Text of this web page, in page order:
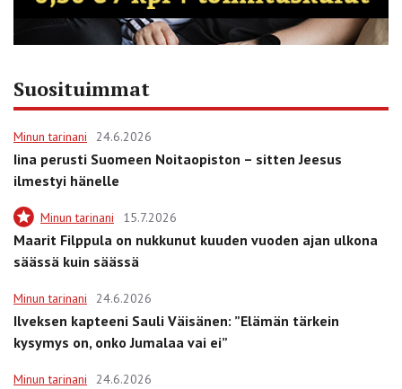
Suosituimmat
Minun tarinani 24.6.2026
Iina perusti Suomeen Noitaopiston – sitten Jeesus
ilmestyi hänelle
Minun tarinani 15.7.2026
Maarit Filppula on nukkunut kuuden vuoden ajan ulkona
säässä kuin säässä
Minun tarinani 24.6.2026
Ilveksen kapteeni Sauli Väisänen: ”Elämän tärkein
kysymys on, onko Jumalaa vai ei”
Minun tarinani 24.6.2026